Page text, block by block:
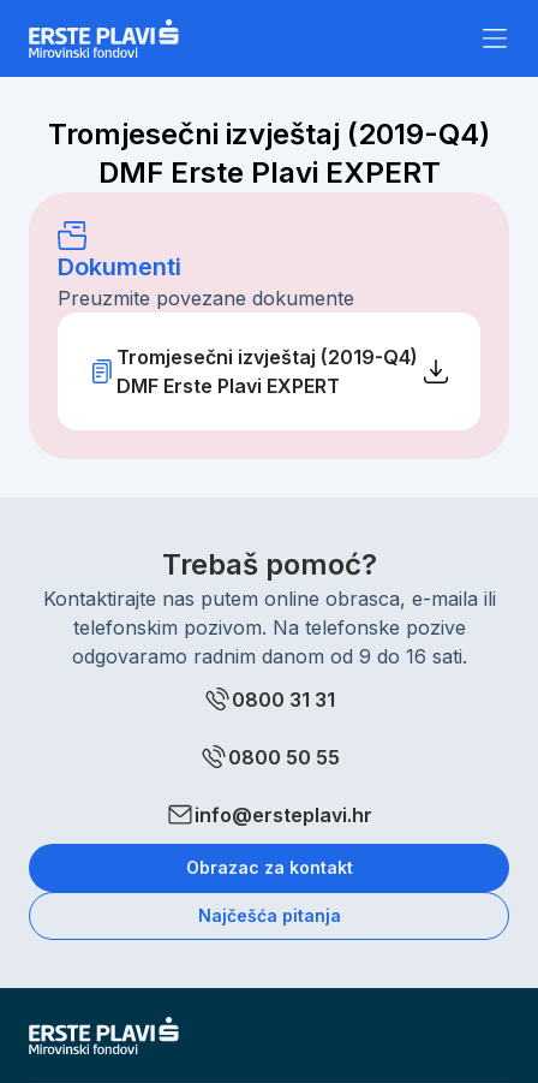
Tromjesečni izvještaj (2019-Q4)
DMF Erste Plavi EXPERT
Dokumenti
Preuzmite povezane dokumente
Tromjesečni izvještaj (2019-Q4)
DMF Erste Plavi EXPERT
Trebaš pomoć?
Kontaktirajte nas putem online obrasca, e-maila ili
telefonskim pozivom. Na telefonske pozive
odgovaramo radnim danom od 9 do 16 sati.
0800 31 31
0800 50 55
info@ersteplavi.hr
Obrazac za kontakt
Najčešća pitanja